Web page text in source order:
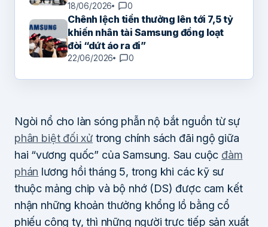
18/06/2026 0
Chênh lệch tiền thưởng lên tới 7,5 tỷ
khiến nhân tài Samsung đồng loạt
đòi “dứt áo ra đi”
22/06/2026 0
Ngòi nổ cho làn sóng phẫn nộ bắt nguồn từ sự
phân biệt đối xử trong chính sách đãi ngộ giữa
hai “vương quốc” của Samsung. Sau cuộc đàm
phán lương hồi tháng 5, trong khi các kỹ sư
thuộc mảng chip và bộ nhớ (DS) được cam kết
nhận những khoản thưởng khổng lồ bằng cổ
phiếu công ty, thì những người trực tiếp sản xuất